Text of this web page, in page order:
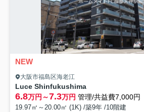
NEW
大阪市福島区海老江
Luce Shinfukushima
6.8万円～7.3万円 管理/共益費7,000円
19.97㎡～20.00㎡ (1K) /築9年 /10階建